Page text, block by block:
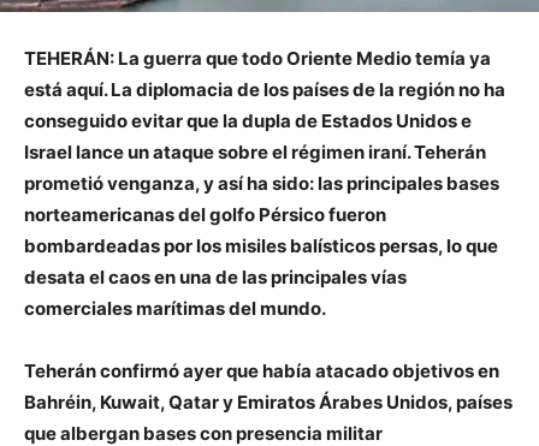
TEHERÁN: La guerra que todo Oriente Medio temía ya
está aquí. La diplomacia de los países de la región no ha
conseguido evitar que la dupla de Estados Unidos e
Israel lance un ataque sobre el régimen iraní. Teherán
prometió venganza, y así ha sido: las principales bases
norteamericanas del golfo Pérsico fueron
bombardeadas por los misiles balísticos persas, lo que
desata el caos en una de las principales vías
comerciales marítimas del mundo.
Teherán confirmó ayer que había atacado objetivos en
Bahréin, Kuwait, Qatar y Emiratos Árabes Unidos, países
que albergan bases con presencia militar